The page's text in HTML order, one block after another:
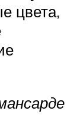
цвета,